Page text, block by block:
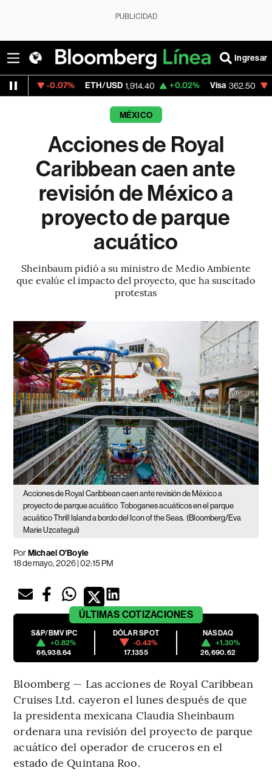
PUBLICIDAD
Ingresar
ETH/USD 1,914.40 +0.02% Visa 362.50 -2.15%
MÉXICO
Acciones de Royal
Caribbean caen ante
revisión de México a
proyecto de parque
acuático
Sheinbaum pidió a su ministro de Medio Ambiente
que evalúe el impacto del proyecto, que ha suscitado
protestas
Acciones de Royal Caribbean caen ante revisión de México a
proyecto de parque acuático Toboganes acuáticos en el parque
acuático Thrill Island a bordo del Icon of the Seas. (Bloomberg/Eva
Marie Uzcategui)
PorMichael O'Boyle
18 de mayo, 2026 | 02:15 PM
ÚLTIMAS COTIZACIONES
S&P/BMV IPC
+0.82%
66,938.64
DÓLAR SPOT
-0.43%
17.1355
NASDAQ
+1.30%
26,690.62
Bloomberg — Las acciones de Royal Caribbean
Cruises Ltd. cayeron el lunes después de que
la presidenta mexicana Claudia Sheinbaum
ordenara una revisión del proyecto de parque
acuático del operador de cruceros en el
estado de Quintana Roo.